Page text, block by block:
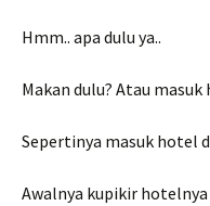
Hmm.. apa dulu ya..
Makan dulu? Atau masuk
Sepertinya masuk hotel
Awalnya kupikir